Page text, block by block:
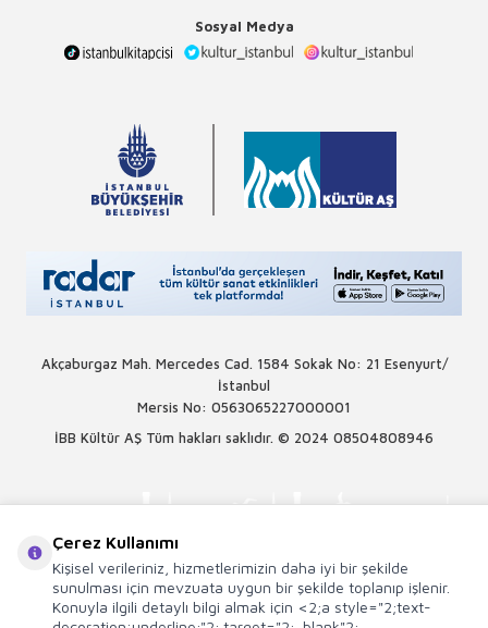
Sosyal Medya
Akçaburgaz Mah. Mercedes Cad. 1584 Sokak No: 21 Esenyurt/
İstanbul
Mersis No: 0563065227000001
İBB Kültür AŞ Tüm hakları saklıdır. © 2024 08504808946
Çerez Kullanımı
Kişisel verileriniz, hizmetlerimizin daha iyi bir şekilde
sunulması için mevzuata uygun bir şekilde toplanıp işlenir.
Konuyla ilgili detaylı bilgi almak için <2;a style="2;text-